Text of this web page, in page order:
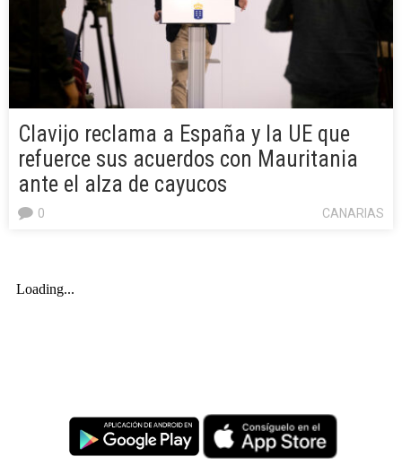
Clavijo reclama a España y la UE que
refuerce sus acuerdos con Mauritania
ante el alza de cayucos
CANARIAS
0